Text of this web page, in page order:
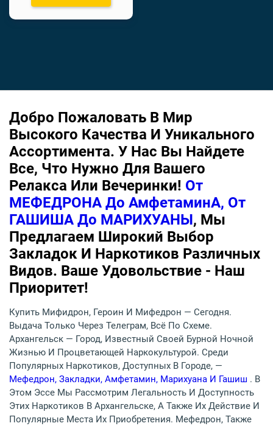
Добро Пожаловать В Мир
Высокого Качества И Уникального
Ассортимента. У Нас Вы Найдете
Все, Что Нужно Для Вашего
Релакса Или Вечеринки! От
МЕФЕДРОНА До АмфетаминА, От
ГАШИША До МАРИХУАНЫ, Мы
Предлагаем Широкий Выбор
Закладок И Наркотиков Различных
Видов. Ваше Удовольствие - Наш
Приоритет!
Купить Мифидрон, Героин И Мифедрон — Сегодня.
Выдача Только Через Телеграм, Всё По Схеме.
Архангельск — Город, Известный Своей Бурной Ночной
Жизнью И Процветающей Наркокультурой. Среди
Популярных Наркотиков, Доступных В Городе, —
Мефедрон, Закладки, Амфетамин, Марихуана И Гашиш . В
Этом Эссе Мы Рассмотрим Легальность И Доступность
Этих Наркотиков В Архангельске, А Также Их Действие И
Популярные Места Их Приобретения. Мефедрон, Также